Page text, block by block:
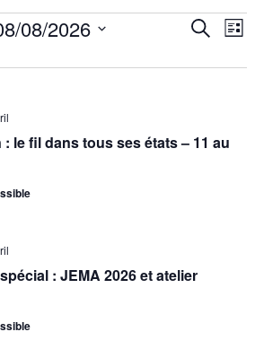
et
Recherche
de
vues
Liste
08/2026
le fil dans tous ses états – 11 au
: JEMA 2026 et atelier